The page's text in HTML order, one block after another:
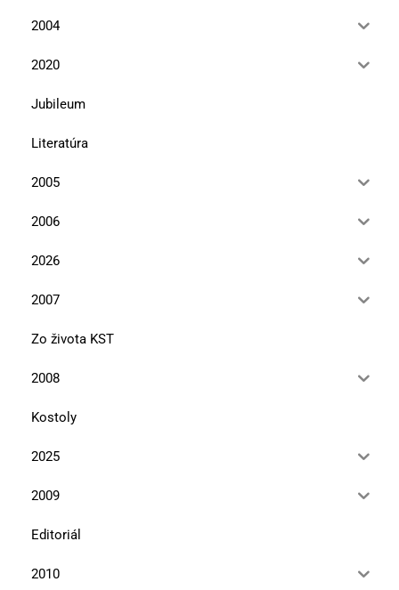
2004
2020
Jubileum
Literatúra
2005
2006
2026
2007
Zo života KST
2008
Kostoly
2025
2009
Editoriál
2010